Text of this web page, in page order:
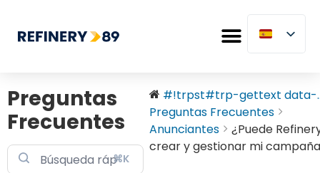
Preguntas
Frecuentes
⌘K
#!trpst#trp-gettext data-
Preguntas Frecuentes
Anunciantes
¿Puede
crear y gestionar mi